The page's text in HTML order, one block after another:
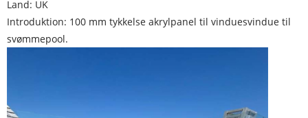
Land: UK
Introduktion: 100 mm tykkelse akrylpanel til vinduesvindue til
svømmepool.